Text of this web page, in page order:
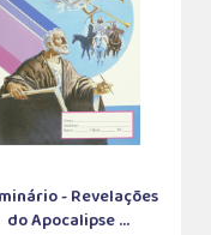
- Revelações
do Apocalipse ...